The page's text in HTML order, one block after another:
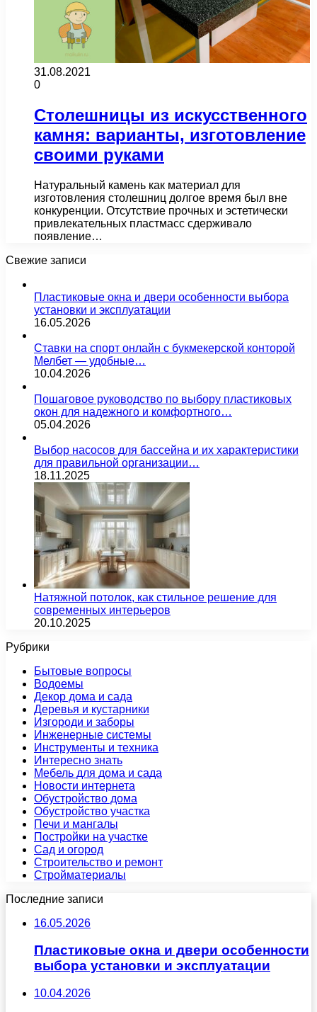
31.08.2021
0
Столешницы из искусственного
камня: варианты, изготовление
своими руками
Натуральный камень как материал для
изготовления столешниц долгое время был вне
конкуренции. Отсутствие прочных и эстетически
привлекательных пластмасс сдерживало
появление…
Свежие записи
Пластиковые окна и двери особенности выбора
установки и эксплуатации
16.05.2026
Ставки на спорт онлайн с букмекерской конторой
Мелбет — удобные…
10.04.2026
Пошаговое руководство по выбору пластиковых
окон для надежного и комфортного…
05.04.2026
Выбор насосов для бассейна и их характеристики
для правильной организации…
18.11.2025
Натяжной потолок, как стильное решение для
современных интерьеров
20.10.2025
Рубрики
Бытовые вопросы
Водоемы
Декор дома и сада
Деревья и кустарники
Изгороди и заборы
Инженерные системы
Инструменты и техника
Интересно знать
Мебель для дома и сада
Новости интернета
Обустройство дома
Обустройство участка
Печи и мангалы
Постройки на участке
Сад и огород
Строительство и ремонт
Стройматериалы
Последние записи
16.05.2026
Пластиковые окна и двери особенности
выбора установки и эксплуатации
10.04.2026